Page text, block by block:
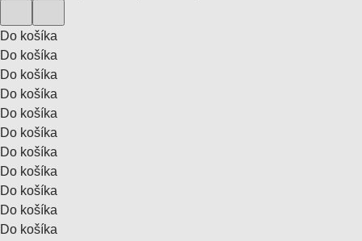
Do košíka
Do košíka
Do košíka
Do košíka
Do košíka
Do košíka
Do košíka
Do košíka
Do košíka
Do košíka
Do košíka